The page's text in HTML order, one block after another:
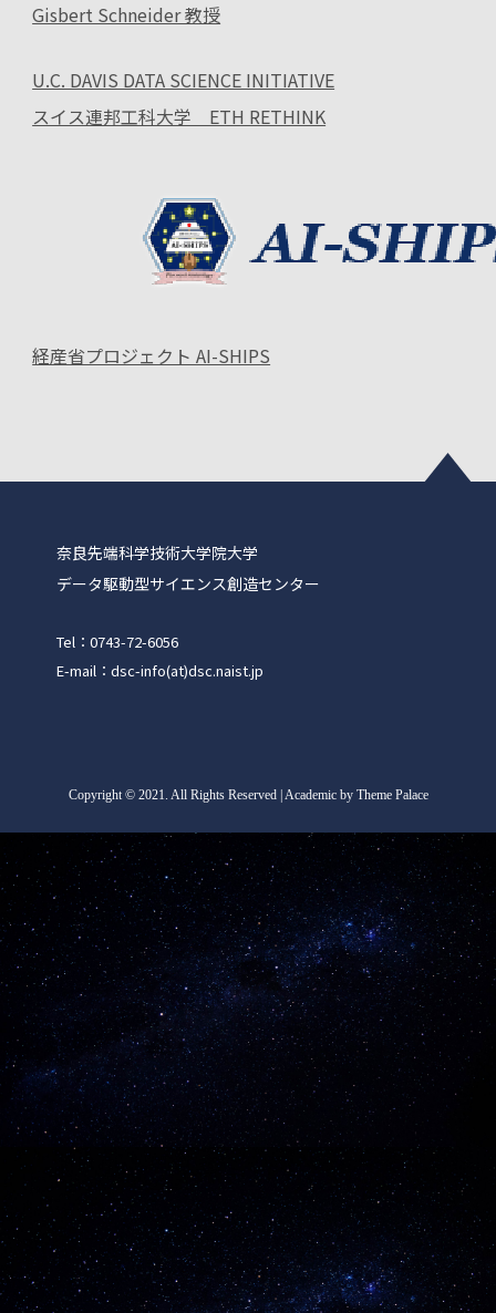
Gisbert Schneider 教授
U.C. DAVIS DATA SCIENCE INITIATIVE
スイス連邦工科大学 ETH RETHINK
経産省プロジェクト AI-SHIPS
奈良先端科学技術大学院大学
データ駆動型サイエンス創造センター
Tel：0743-72-6056
E-mail：dsc-info(at)dsc.naist.jp
Copyright©2021. All Rights Reserved | Academic by Theme Palace